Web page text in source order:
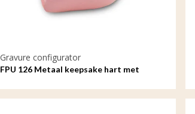
Gravure configurator
FPU 126 Metaal keepsake hart met